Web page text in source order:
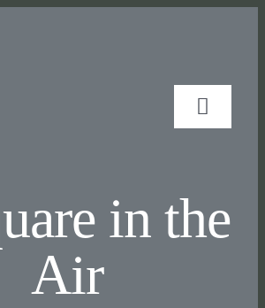
Toggle
in the
Air